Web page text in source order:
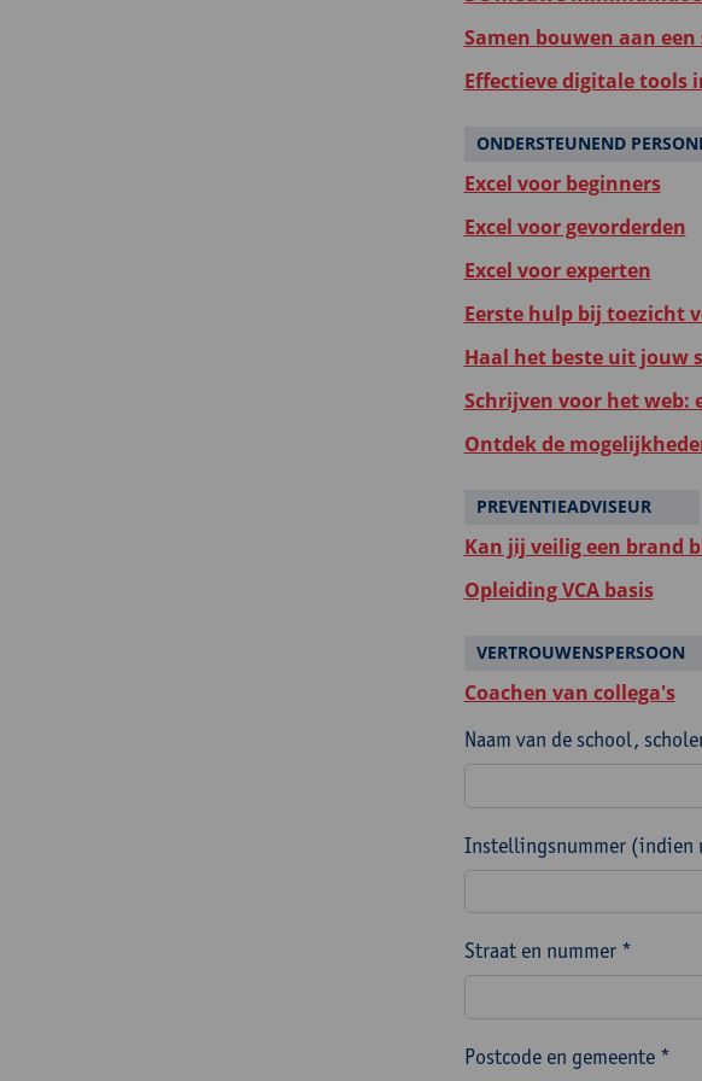
Samen bouwen aan
Effectieve digitale tools
ONDERSTEUNEND
Excel voor beginners
Excel voor gevorderden
Excel voor experten
Eerste hulp bij toezicht
Haal het beste uit jouw
Schrijven voor het web:
Ontdek de
PREVENTIEADVISEUR
Kan jij veilig een brand
Opleiding VCA basis
VERTROUWENSPERSOON
Coachen van collega's
Naam van de school,
Instellingsnummer (indien
Straat en nummer *
Postcode en gemeente *